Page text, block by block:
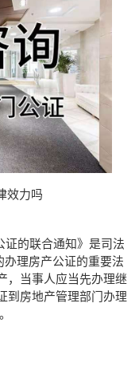
效力吗
的联合通知》是司法
理房产公证的重要法
，当事人应当先办理继
到房地产管理部门办理